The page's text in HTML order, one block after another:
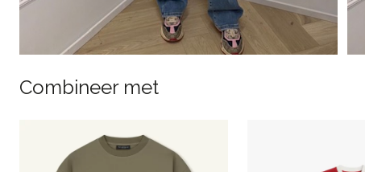
Combineer met